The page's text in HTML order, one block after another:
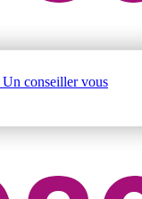
Un conseiller vous